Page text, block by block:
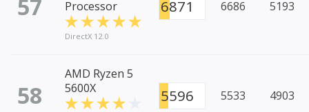
57
Processor
DirectX 12.0
6871 6686 5193
58
AMD Ryzen 5
5600X
5596 5533 4903